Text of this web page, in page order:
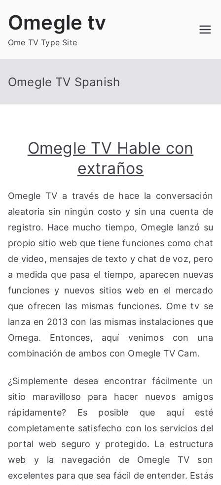
content
Omegle tv
Ome TV Type Site
Omegle TV Spanish
Omegle TV Hable con
extraños
Omegle TV a través de hace la conversación
aleatoria sin ningún costo y sin una cuenta de
registro. Hace mucho tiempo, Omegle lanzó su
propio sitio web que tiene funciones como chat
de video, mensajes de texto y chat de voz, pero
a medida que pasa el tiempo, aparecen nuevas
funciones y nuevos sitios web en el mercado
que ofrecen las mismas funciones. Ome tv se
lanza en 2013 con las mismas instalaciones que
Omega. Entonces, aquí venimos con una
combinación de ambos con Omegle TV Cam.
¿Simplemente desea encontrar fácilmente un
sitio maravilloso para hacer nuevos amigos
rápidamente? Es posible que aquí esté
completamente satisfecho con los servicios del
portal web seguro y protegido. La estructura
web y la navegación de Omegle TV son
excelentes para que sea fácil de entender. Estás